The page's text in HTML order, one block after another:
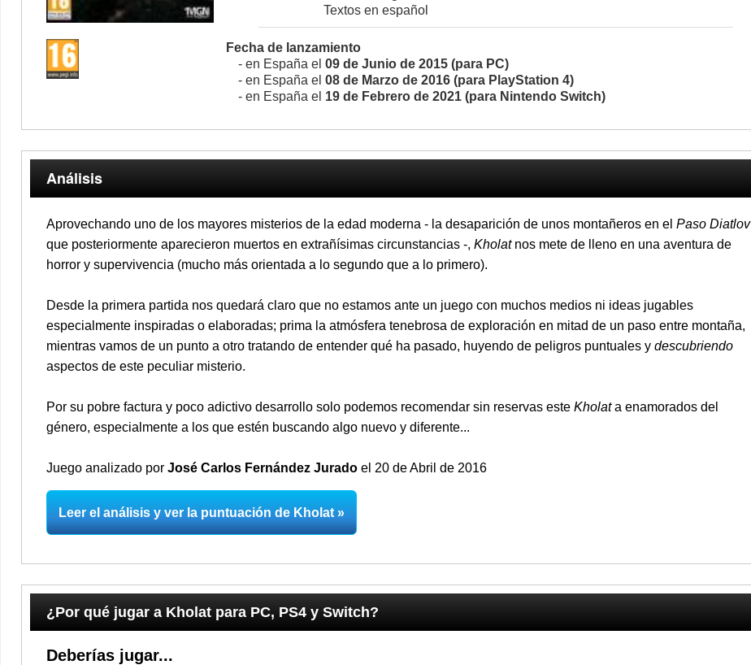
Textos en español
Fecha de lanzamiento
- en España el09 de Junio de 2015 (para PC)
- en España el08 de Marzo de 2016 (para PlayStation 4)
- en España el 19 de Febrero de 2021 (para Nintendo Switch)
Análisis
Aprovechando uno de los mayores misterios de la edad moderna - la desaparición de unos montañeros en el Paso Diatlov
que posteriormente aparecieron muertos en extrañísimas circunstancias -, Kholatnos mete de lleno en una aventura de
horror y supervivencia (mucho más orientada a lo segundo que a lo primero).
Desde la primera partida nos quedará claro que no estamos ante un juego con muchos medios ni ideas jugables
especialmente inspiradas o elaboradas; prima la atmósfera tenebrosa de exploración en mitad de un paso entre montaña,
mientras vamos de un punto a otro tratando de entender qué ha pasado, huyendo de peligros puntuales y descubriendo
aspectos de este peculiar misterio.
Por su pobre factura y poco adictivo desarrollo solo podemos recomendar sin reservas este Kholata enamorados del
género, especialmente a los que estén buscando algo nuevo y diferente...
Juego analizado por José Carlos Fernández Jurado el 20 de Abril de 2016
Leer el análisis y ver la puntuación de Kholat
¿Por qué jugar a Kholat para PC, PS4 y Switch?
Deberías jugar...